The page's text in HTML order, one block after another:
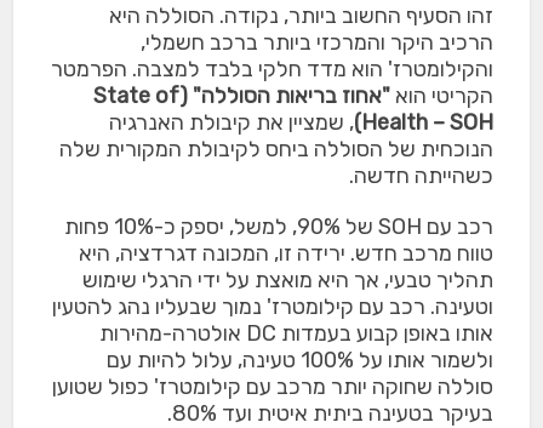
זהו הסעיף החשוב ביותר, נקודה. הסוללה היא
הרכיב היקר והמרכזי ביותר ברכב חשמלי,
והקילומטרז' הוא מדד חלקי בלבד למצבה. הפרמטר
הקריטי הוא
"אחוז בריאות הסוללה" (State of
Health – SOH) , שמציין את קיבולת האנרגיה
הנוכחית של הסוללה ביחס לקיבולת המקורית שלה
כשהייתה חדשה.
רכב עם SOH של 90%, למשל, יספק כ-10% פחות
טווח מרכב חדש. ירידה זו, המכונה דגרדציה, היא
תהליך טבעי, אך היא מואצת על ידי הרגלי שימוש
וטעינה. רכב עם קילומטרז' נמוך שבעליו נהג להטעין
אותו באופן קבוע בעמדות DC אולטרה-מהירות
ולשמור אותו על 100% טעינה, עלול להיות עם
סוללה שחוקה יותר מרכב עם קילומטרז' כפול שטוען
בעיקר בטעינה ביתית איטית ועד 80%.